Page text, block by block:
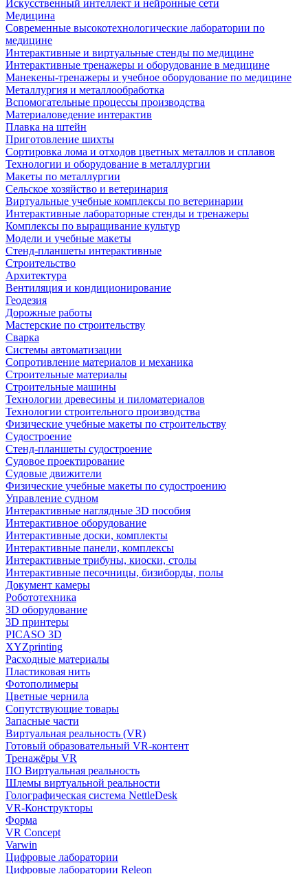
Искусственный интеллект и нейронные сети
Медицина
Современные высокотехнологические лаборатории по
медицине
Интерактивные и виртуальные стенды по медицине
Интерактивные тренажеры и оборудование в медицине
Манекены-тренажеры и учебное оборудование по медицине
Металлургия и металлообработка
Вспомогательные процессы производства
Материаловедение интерактив
Плавка на штейн
Приготовление шихты
Сортировка лома и отходов цветных металлов и сплавов
Технологии и оборудование в металлургии
Макеты по металлургии
Сельское хозяйство и ветеринария
Виртуальные учебные комплексы по ветеринарии
Интерактивные лабораторные стенды и тренажеры
Комплексы по выращивание культур
Модели и учебные макеты
Стенд-планшеты интерактивные
Строительство
Архитектура
Вентиляция и кондиционирование
Геодезия
Дорожные работы
Мастерские по строительству
Сварка
Системы автоматизации
Сопротивление материалов и механика
Строительные материалы
Строительные машины
Технологии древесины и пиломатериалов
Технологии строительного производства
Физические учебные макеты по строительству
Судостроение
Стенд-планшеты судостроение
Судовое проектирование
Судовые движители
Физические учебные макеты по судостроению
Управление судном
Интерактивные наглядные 3D пособия
Интерактивное оборудование
Интерактивные доски, комплекты
Интерактивные панели, комплексы
Интерактивные трибуны, киоски, столы
Интерактивные песочницы, бизиборды, полы
Документ камеры
Робототехника
3D оборудование
3D принтеры
PICASO 3D
XYZprinting
Расходные материалы
Пластиковая нить
Фотополимеры
Цветные чернила
Сопутствующие товары
Запасные части
Виртуальная реальность (VR)
Готовый образовательный VR-контент
Тренажёры VR
ПО Виртуальная реальность
Шлемы виртуальной реальности
Голографическая система NettleDesk
VR-Конструкторы
Форма
VR Concept
Varwin
Цифровые лаборатории
Цифровые лаборатории Releon